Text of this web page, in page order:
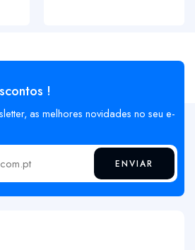
!
as melhores novidades no seu e-
ENVIAR